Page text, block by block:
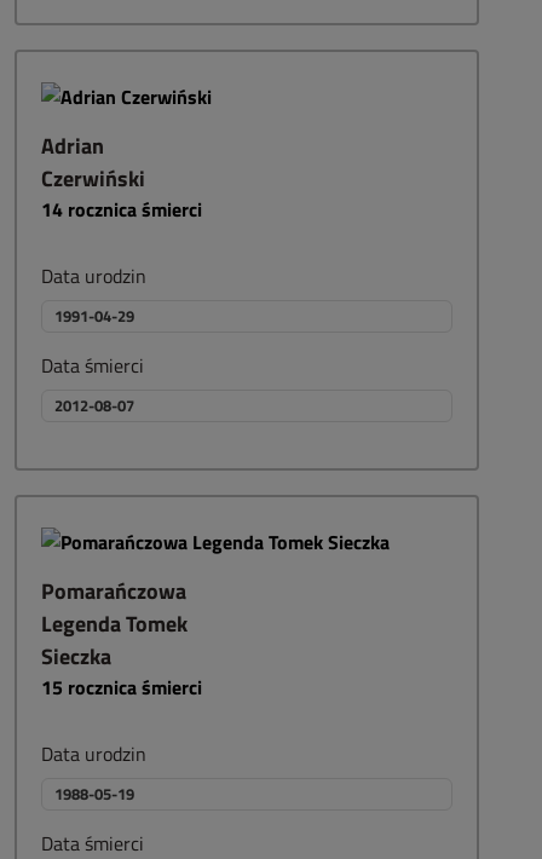
Adrian
Czerwiński
14 rocznica śmierci
Data urodzin
1991-04-29
Data śmierci
2012-08-07
Pomarańczowa
Legenda Tomek
Sieczka
15 rocznica śmierci
Data urodzin
1988-05-19
Data śmierci